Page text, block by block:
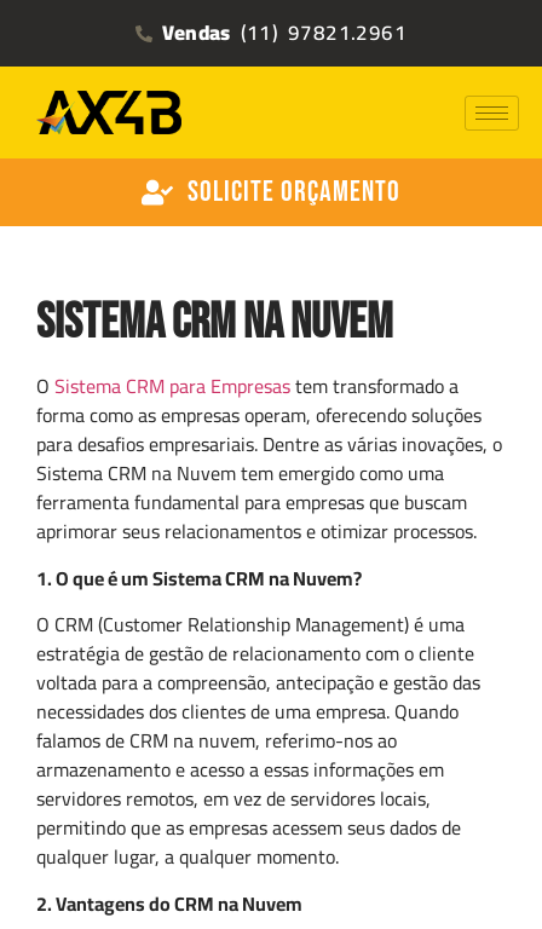
Vendas (11) 97821.2961
Solicite Orçamento
Sistema CRM na Nuvem
OSistema CRM para Empresastem transformado a
forma como as empresas operam, oferecendo soluções
para desafios empresariais. Dentre as várias inovações, o
Sistema CRM na Nuvem tem emergido como uma
ferramenta fundamental para empresas que buscam
aprimorar seus relacionamentos e otimizar processos.
1. O que é um Sistema CRM na Nuvem?
O CRM (Customer Relationship Management) é uma
estratégia de gestão de relacionamento com o cliente
voltada para a compreensão, antecipação e gestão das
necessidades dos clientes de uma empresa. Quando
falamos de CRM na nuvem, referimo-nos ao
armazenamento e acesso a essas informações em
servidores remotos, em vez de servidores locais,
permitindo que as empresas acessem seus dados de
qualquer lugar, a qualquer momento.
2. Vantagens do CRM na Nuvem